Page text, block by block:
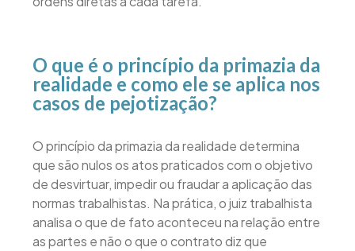
O que é o princípio da primazia da
realidade e como ele se aplica nos
casos de pejotização?
O princípio da primazia da realidade determina
que são nulos os atos praticados com o objetivo
de desvirtuar, impedir ou fraudar a aplicação das
normas trabalhistas. Na prática, o juiz trabalhista
analisa o que de fato aconteceu na relação entre
as partes e não o que o contrato diz que